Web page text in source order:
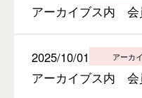
アーカイブス内 会
2025/10/01 アーカ
アーカイブス内 会